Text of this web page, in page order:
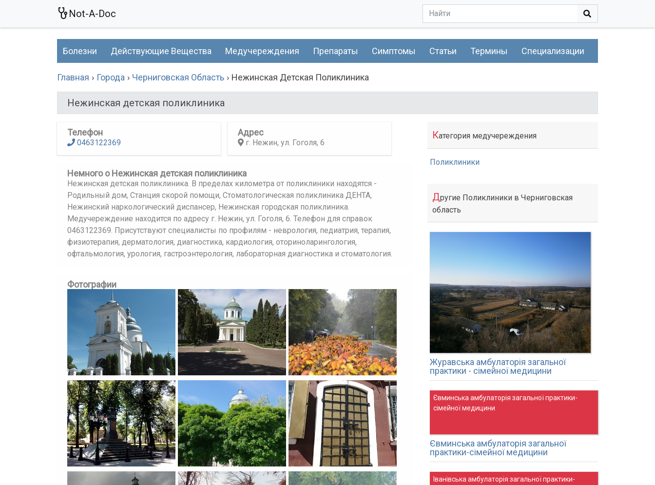
Not-A-Doc
Болезни Действующие Вещества Медучереждения Препараты Симптомы Статьи Термины Специализации
Главная Города Черниговская Область Нежинская Детская Поликлиника
Нежинская детская поликлиника
Телефон
0463122369
Адрес
г. Нежин, ул. Гоголя, 6
Немного о Нежинская детская поликлиника
Нежинская детская поликлиника. В пределах километра от поликлиники находятся -
Родильный дом, Станция скорой помощи, Стоматологическая поликлиника ДЕНТА,
Нежинский наркологический диспансер, Нежинская городская поликлиника.
Медучереждение находится по адресу г. Нежин, ул. Гоголя, 6. Телефон для справок
0463122369. Присутствуют специалисты по профилям - неврология, педиатрия, терапия,
физиотерапия, дерматология, диагностика, кардиология, оториноларингология,
офтальмология, урология, гастроэнтерология, лабораторная диагностика и стоматология.
Фотографии
Категория медучереждения
Поликлиники
Другие Поликлиники в Черниговская
область
Журавська амбулаторія загальної
практики - сімейної медицини
Євминська амбулаторія загальної практики-
сімейної медицини
Євминська амбулаторія загальної
практики-сімейної медицини
Іванівська амбулаторія загальної практики-